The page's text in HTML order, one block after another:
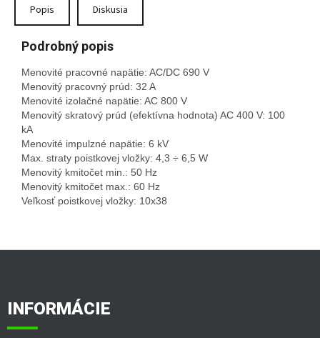
Popis Diskusia
Podrobný popis
Menovité pracovné napätie: AC/DC 690 V
Menovitý pracovný prúd: 32 A
Menovité izolačné napätie: AC 800 V
Menovitý skratový prúd (efektívna hodnota) AC 400 V: 100
kA
Menovité impulzné napätie: 6 kV
Max. straty poistkovej vložky: 4,3 ÷ 6,5 W
Menovitý kmitočet min.: 50 Hz
Menovitý kmitočet max.: 60 Hz
Veľkosť poistkovej vložky: 10x38
INFORMÁCIE